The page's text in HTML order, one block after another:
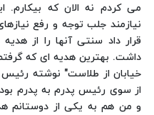
می کردم نه الان که بیکارم.
نیازمند جلب توجه و رفع
قرار داد سنتی آنها را از
داشت. بهترین هدیه ای که
خیابان از طلاست" نوشته
از سوی رئیس پدرم به پدرم
و من هم به یکی از دوستانم